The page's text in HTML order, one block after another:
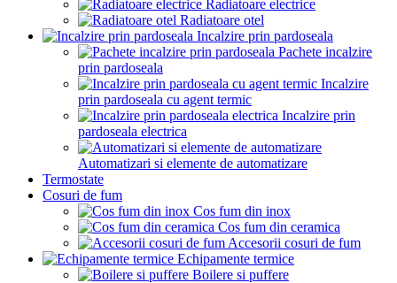
Radiatoare electrice
Radiatoare otel
Incalzire prin pardoseala
Pachete incalzire
prin pardoseala
Incalzire
prin pardoseala cu agent termic
Incalzire prin
pardoseala electrica
Automatizari si elemente de automatizare
Termostate
Cosuri de fum
Cos fum din inox
Cos fum din ceramica
Accesorii cosuri de fum
Echipamente termice
Boilere si puffere